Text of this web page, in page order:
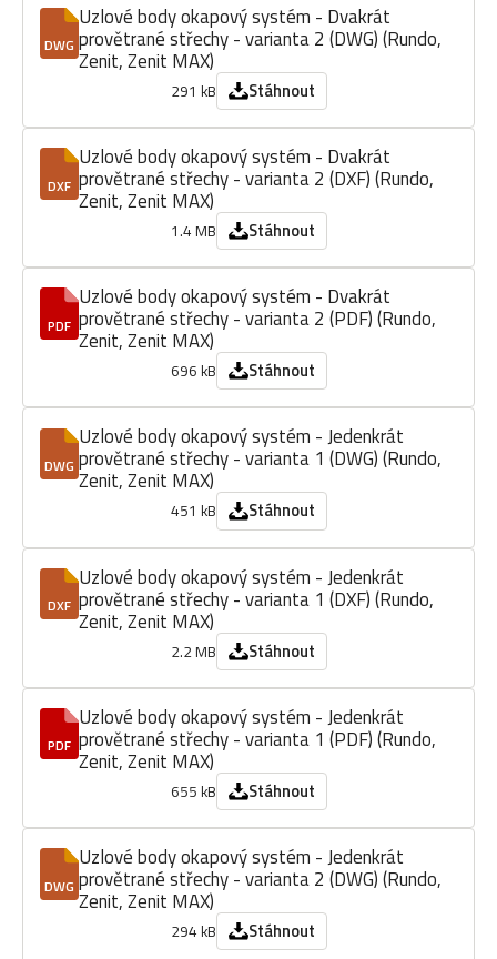
DWG
Uzlové body okapový systém - Dvakrát
provětrané střechy - varianta 2 (DWG) (Rundo,
Zenit, Zenit MAX)
291 kB Stáhnout
DXF
Uzlové body okapový systém - Dvakrát
provětrané střechy - varianta 2 (DXF) (Rundo,
Zenit, Zenit MAX)
1.4 MB Stáhnout
PDF
Uzlové body okapový systém - Dvakrát
provětrané střechy - varianta 2 (PDF) (Rundo,
Zenit, Zenit MAX)
696 kB Stáhnout
DWG
Uzlové body okapový systém - Jedenkrát
provětrané střechy - varianta 1 (DWG) (Rundo,
Zenit, Zenit MAX)
451 kB Stáhnout
DXF
Uzlové body okapový systém - Jedenkrát
provětrané střechy - varianta 1 (DXF) (Rundo,
Zenit, Zenit MAX)
2.2 MB Stáhnout
PDF
Uzlové body okapový systém - Jedenkrát
provětrané střechy - varianta 1 (PDF) (Rundo,
Zenit, Zenit MAX)
655 kB Stáhnout
DWG
Uzlové body okapový systém - Jedenkrát
provětrané střechy - varianta 2 (DWG) (Rundo,
Zenit, Zenit MAX)
294 kB Stáhnout